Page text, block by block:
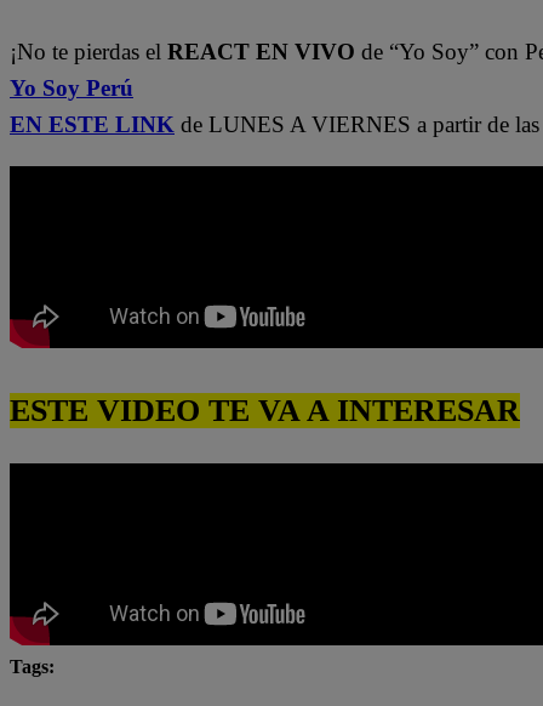
¡No te pierdas el REACT EN VIVO de “Yo Soy” con
Yo Soy Perú
EN ESTE LINK de LUNES A VIERNES a partir de
ESTE VIDEO TE VA A INTERESAR
Tags: